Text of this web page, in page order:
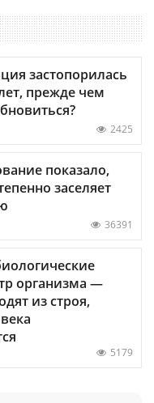
застопорилась
прежде чем
2425
показало,
заселяет
36391
организма —
из строя,
5179